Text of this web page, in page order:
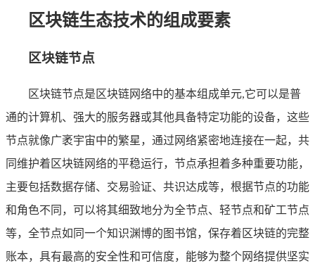
区块链生态技术的组成要素
区块链节点
区块链节点是区块链网络中的基本组成单元,它可以是普
通的计算机、强大的服务器或其他具备特定功能的设备，这些
节点就像广袤宇宙中的繁星，通过网络紧密地连接在一起，共
同维护着区块链网络的平稳运行，节点承担着多种重要功能，
主要包括数据存储、交易验证、共识达成等，根据节点的功能
和角色不同，可以将其细致地分为全节点、轻节点和矿工节点
等，全节点如同一个知识渊博的图书馆，保存着区块链的完整
账本，具有最高的安全性和可信度，能够为整个网络提供坚实